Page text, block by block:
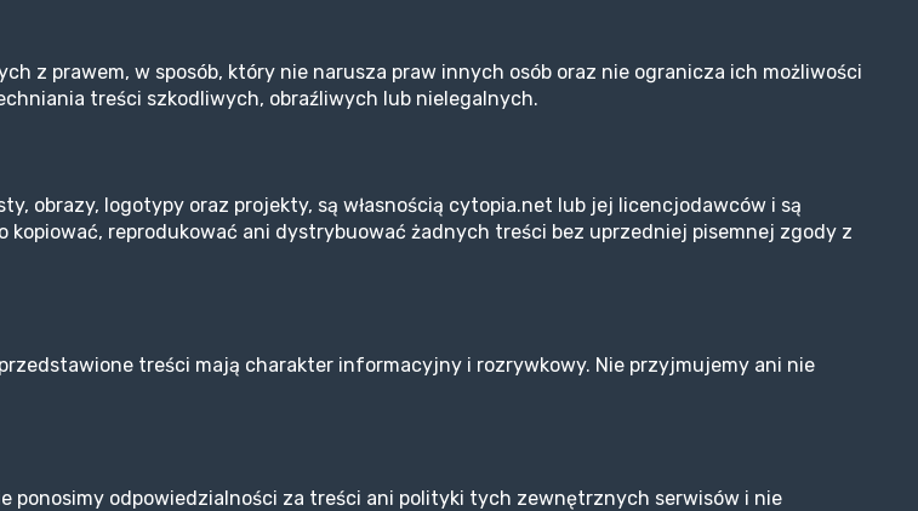
z prawem, w sposób, który nie narusza praw innych osób oraz nie ogranicza ich możliwości
treści szkodliwych, obraźliwych lub nielegalnych.
obrazy, logotypy oraz projekty, są własnością cytopia.net lub jej licencjodawców i są
kopiować, reprodukować ani dystrybuować żadnych treści bez uprzedniej pisemnej zgody z
treści mają charakter informacyjny i rozrywkowy. Nie przyjmujemy ani nie
ponosimy odpowiedzialności za treści ani polityki tych zewnętrznych serwisów i nie